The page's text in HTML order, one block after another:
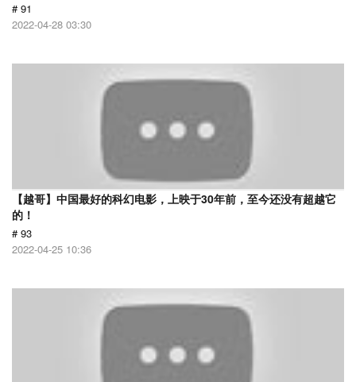
# 91
2022-04-28 03:30
【越哥】中国最好的科幻电影，上映于30年前，至今还没有超越它
的！
# 93
2022-04-25 10:36